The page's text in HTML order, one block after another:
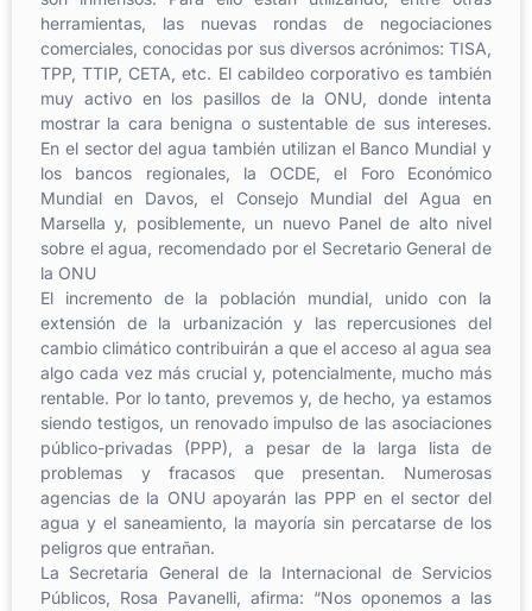
herramientas, las nuevas rondas de negociaciones
comerciales, conocidas por sus diversos acrónimos: TISA,
TPP, TTIP, CETA, etc. El cabildeo corporativo es también
muy activo en los pasillos de la ONU, donde intenta
mostrar la cara benigna o sustentable de sus intereses.
En el sector del agua también utilizan el Banco Mundial y
los bancos regionales, la OCDE, el Foro Económico
Mundial en Davos, el Consejo Mundial del Agua en
Marsella y, posiblemente, un nuevo Panel de alto nivel
sobre el agua, recomendado por el Secretario General de
la ONU
El incremento de la población mundial, unido con la
extensión de la urbanización y las repercusiones del
cambio climático contribuirán a que el acceso al agua sea
algo cada vez más crucial y, potencialmente, mucho más
rentable. Por lo tanto, prevemos y, de hecho, ya estamos
siendo testigos, un renovado impulso de las asociaciones
público-privadas (PPP), a pesar de la larga lista de
problemas y fracasos que presentan. Numerosas
agencias de la ONU apoyarán las PPP en el sector del
agua y el saneamiento, la mayoría sin percatarse de los
peligros que entrañan.
La Secretaria General de la Internacional de Servicios
Públicos, Rosa Pavanelli, afirma: “Nos oponemos a las